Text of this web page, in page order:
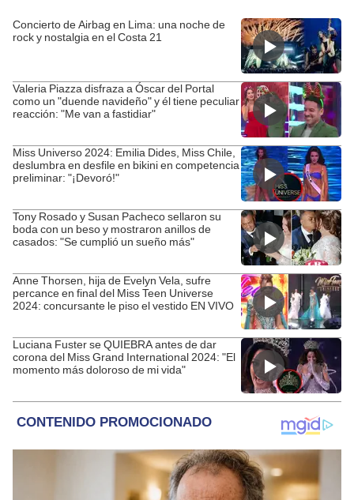
Concierto de Airbag en Lima: una noche de
rock y nostalgia en el Costa 21
Valeria Piazza disfraza a Óscar del Portal
como un "duende navideño" y él tiene peculiar
reacción: "Me van a fastidiar"
Miss Universo 2024: Emilia Dides, Miss Chile,
deslumbra en desfile en bikini en competencia
preliminar: "¡Devoró!"
Tony Rosado y Susan Pacheco sellaron su
boda con un beso y mostraron anillos de
casados: "Se cumplió un sueño más"
Anne Thorsen, hija de Evelyn Vela, sufre
percance en final del Miss Teen Universe
2024: concursante le piso el vestido EN VIVO
Luciana Fuster se QUIEBRA antes de dar
corona del Miss Grand International 2024: "El
momento más doloroso de mi vida"